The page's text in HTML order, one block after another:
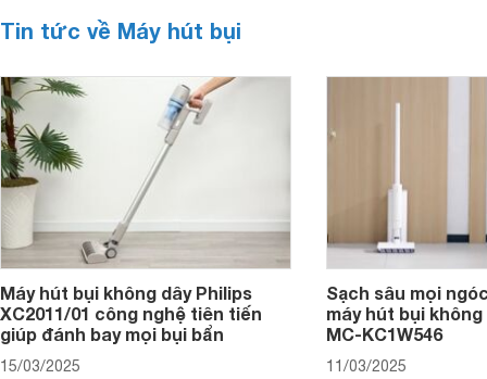
Tin tức về Máy hút bụi
Máy hút bụi không dây Philips
XC2011/01 công nghệ tiên tiến
giúp đánh bay mọi bụi bẩn
15/03/2025
Sạch sâu mọi
máy hút bụi
MC-KC1W546
11/03/2025